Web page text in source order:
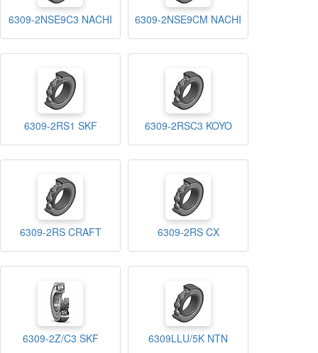
6309-2NSE9C3 NACHI 6309-2NSE9CM NACHI
6309-2RS1 SKF 6309-2RSC3 KOYO
6309-2RS CRAFT 6309-2RS CX
6309-2Z/C3 SKF 6309LLU/5K NTN